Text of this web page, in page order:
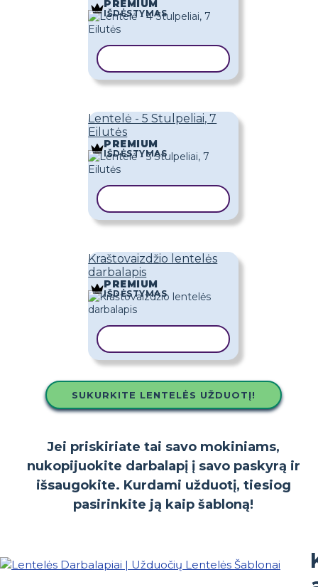
PREMIUM
IŠDĖSTYMAS
Lentelė - 5 Stulpeliai, 7
Eilutės
PREMIUM
IŠDĖSTYMAS
Kraštovaizdžio lentelės
darbalapis
PREMIUM
IŠDĖSTYMAS
SUKURKITE LENTELĖS UŽDUOTĮ!
Jei priskiriate tai savo mokiniams,
nukopijuokite darbalapį į savo paskyrą ir
išsaugokite. Kurdami užduotį, tiesiog
pasirinkite ją kaip šabloną!